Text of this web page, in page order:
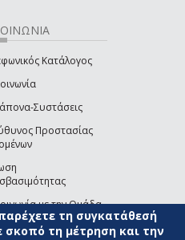
Κατάλογος
Συστάσεις
Προστασίας
με την Ομάδα
του site(link sends e-mail)
τη συγκατάθεσή
σκοπό τη μέτρηση και την